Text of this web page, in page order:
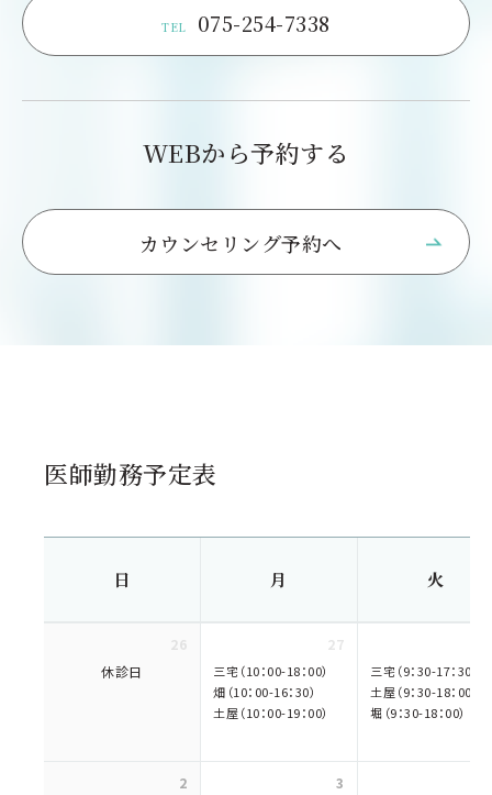
TEL 075-254-7338
WEBから予約する
カウンセリング予約へ
医師勤務予定表
日 月 火
26
休診日
27
三宅（10：00-18：00）
畑（10：00-16：30）
土屋（10：00-19：00）
三宅（9：30-17：30）
土屋（9：30-18：00）
堀（9：30-18：00）
2
3